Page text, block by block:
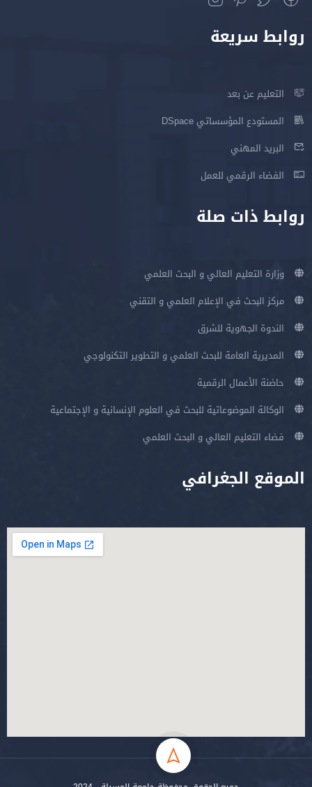
روابط سريعة
التعليم عن بعد
المستودع المؤسساتي DSpace
البريد المهني
الفضاء الرقمي للعمل
روابط ذات صلة
وزارة التعليم العالي و البحث العلمي
مركز البحث في الإعلام العلمي و التقني
الندوة الجهوية للشرق
المديرية العامة للبحث العلمي و التطوير التكنولوجي
حاضنة الأعمال الرقمية
الوكالة الموضوعاتية للبحث في العلوم الإنسانية و الإجتماعية
فضاء التعليم العالي و البحث العلمي
الموقع الجغرافي